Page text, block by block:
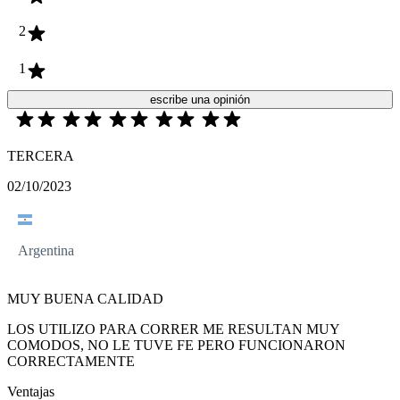
2
1
escribe una opinión
TERCERA
02/10/2023
Argentina
MUY BUENA CALIDAD
LOS UTILIZO PARA CORRER ME RESULTAN MUY
COMODOS, NO LE TUVE FE PERO FUNCIONARON
CORRECTAMENTE
Ventajas